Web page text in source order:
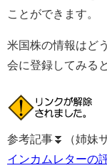
ことができます。
米国株の情報はど
会に登録してみる
参考記事⏬（姉妹
インカムレターの